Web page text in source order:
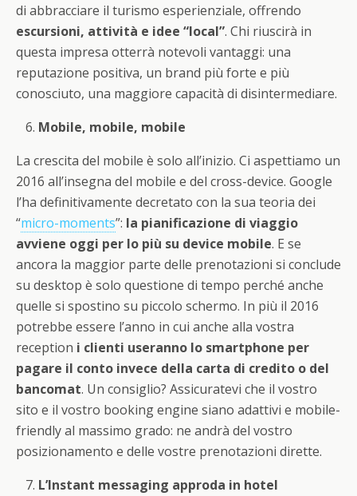
di abbracciare il turismo esperienziale, offrendo
escursioni, attività e idee “local”. Chi riuscirà in
questa impresa otterrà notevoli vantaggi: una
reputazione positiva, un brand più forte e più
conosciuto, una maggiore capacità di disintermediare.
Mobile, mobile, mobile
La crescita del mobile è solo all’inizio. Ci aspettiamo un
2016 all’insegna del mobile e del cross-device. Google
l’ha definitivamente decretato con la sua teoria dei
“micro-moments”: la pianificazione di viaggio
avviene oggi per lo più su device mobile. E se
ancora la maggior parte delle prenotazioni si conclude
su desktop è solo questione di tempo perché anche
quelle si spostino su piccolo schermo. In più il 2016
potrebbe essere l’anno in cui anche alla vostra
reception i clienti useranno lo smartphone per
pagare il conto invece della carta di credito o del
bancomat. Un consiglio? Assicuratevi che il vostro
sito e il vostro booking engine siano adattivi e mobile-
friendly al massimo grado: ne andrà del vostro
posizionamento e delle vostre prenotazioni dirette.
L’Instant messaging approda in hotel